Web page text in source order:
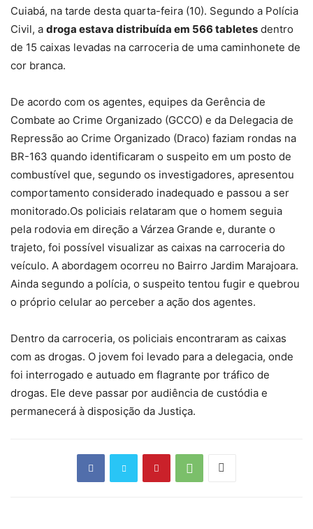
Cuiabá, na tarde desta quarta-feira (10). Segundo a Polícia
Civil, a droga estava distribuída em 566 tabletes dentro
de 15 caixas levadas na carroceria de uma caminhonete de
cor branca.
De acordo com os agentes, equipes da Gerência de
Combate ao Crime Organizado (GCCO) e da Delegacia de
Repressão ao Crime Organizado (Draco) faziam rondas na
BR-163 quando identificaram o suspeito em um posto de
combustível que, segundo os investigadores, apresentou
comportamento considerado inadequado e passou a ser
monitorado.Os policiais relataram que o homem seguia
pela rodovia em direção a Várzea Grande e, durante o
trajeto, foi possível visualizar as caixas na carroceria do
veículo. A abordagem ocorreu no Bairro Jardim Marajoara.
Ainda segundo a polícia, o suspeito tentou fugir e quebrou
o próprio celular ao perceber a ação dos agentes.
Dentro da carroceria, os policiais encontraram as caixas
com as drogas. O jovem foi levado para a delegacia, onde
foi interrogado e autuado em flagrante por tráfico de
drogas. Ele deve passar por audiência de custódia e
permanecerá à disposição da Justiça.